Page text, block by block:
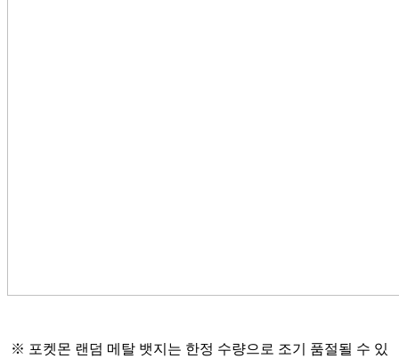
※ 포켓몬 랜덤 메탈 뱃지는 한정 수량으로 조기 품절될 수 있